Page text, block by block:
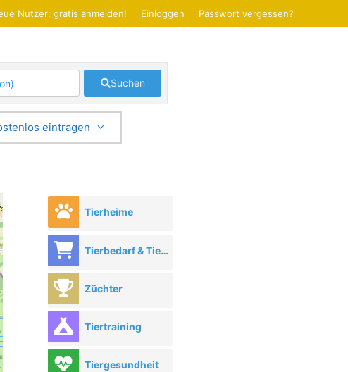
Nutzer: gratis anmelden! Einloggen Passwort vergessen?
Suchen
eintragen
Tierheime
Tierbedarf & Tierhandel
Züchter
Tiertraining
Tiergesundheit